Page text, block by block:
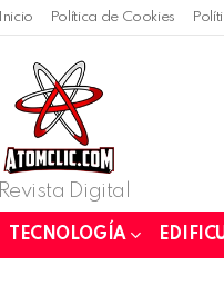
Inicio Política de Cookies
Revista Digital
TECNOLOGÍA